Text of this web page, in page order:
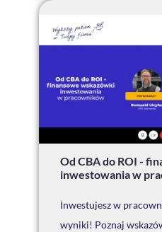
Od CBA do ROI -
inwestowania w
Inwestujesz w
wyniki! Poznaj